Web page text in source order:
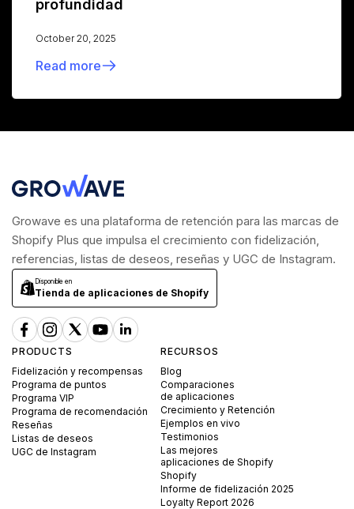
profundidad
October 20, 2025
Read more
Growave es una plataforma de retención para las marcas de
Shopify Plus que impulsa el crecimiento con fidelización,
referencias, listas de deseos, reseñas y UGC de Instagram.
Disponible en
Tienda de aplicaciones de Shopify
PRODUCTS
Fidelización y recompensas
Programa de puntos
Programa VIP
Programa de recomendación
Reseñas
Listas de deseos
UGC de Instagram
RECURSOS
Blog
Comparaciones
de aplicaciones
Crecimiento y Retención
Ejemplos en vivo
Testimonios
Las mejores
aplicaciones de Shopify
Shopify
Informe de fidelización 2025
Loyalty Report 2026